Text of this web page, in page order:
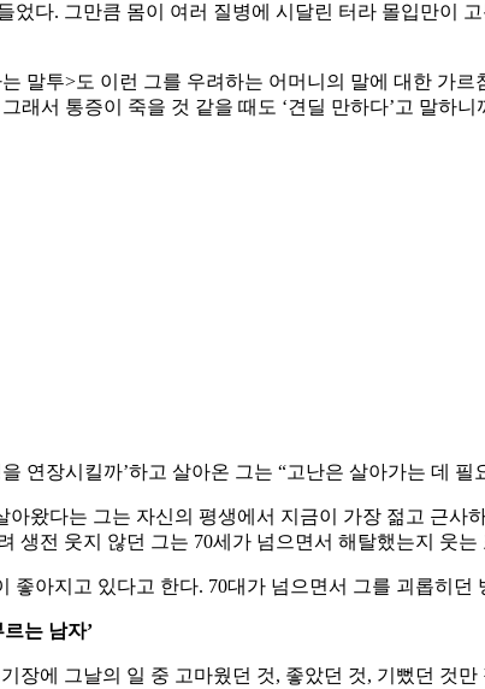
었다. 그만큼 몸이 여러 질병에 시달린 터라 몰입만이
말투>도 이런 그를 우려하는 어머니의 말에 대한 가
래서 통증이 죽을 것 같을 때도 ‘견딜 만하다’고 말하
연장시킬까’하고 살아온 그는 “고난은 살아가는 데 필
아왔다는 그는 자신의 평생에서 지금이 가장 젊고 근
생전 웃지 않던 그는 70세가 넘으면서 해탈했는지 웃는
좋아지고 있다고 한다. 70대가 넘으면서 그를 괴롭히
는 남자’
장에 그날의 일 중 고마웠던 것, 좋았던 것, 기뻤던 것